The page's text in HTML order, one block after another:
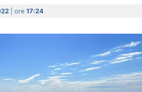
| ore 17:24